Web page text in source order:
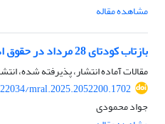
مشاهده مقاله
بازتاب کودتای 28 مرداد در حقوق اداری ایران
مقالات آماده انتشار، پذیرفته شده،
mral.2025.2052200.1702
جواد محمودی